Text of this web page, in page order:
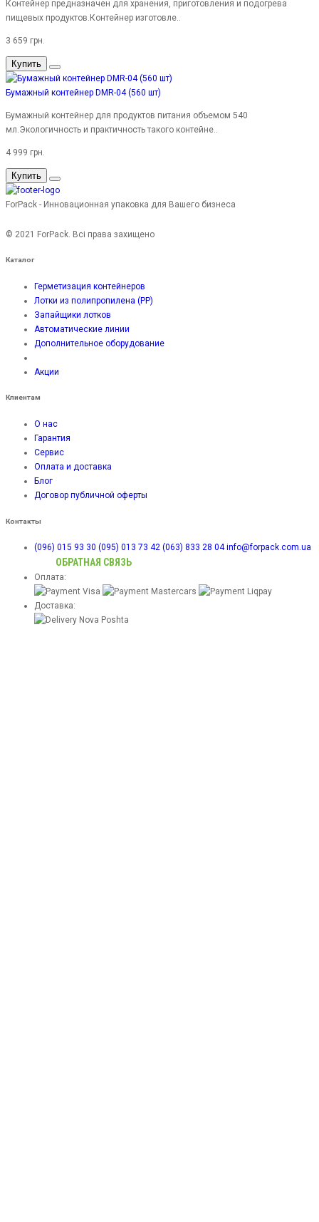
Контейнер предназначен для хранения, приготовления и подогрева
пищевых продуктов.Контейнер изготовле..
3 659 грн.
Купить
Бумажный контейнер DMR-04 (560 шт)
Бумажный контейнер для продуктов питания объемом 540
мл.Экологичность и практичность такого контейне..
4 999 грн.
Купить
ForPack - Инновационная упаковка для Вашего бизнеса
© 2021 ForPack. Всі права захищено
Каталог
Герметизация контейнеров
Лотки из полипропилена (PP)
Запайщики лотков
Автоматические линии
Дополнительное оборудование
Акции
Клиентам
О нас
Гарантия
Сервис
Оплата и доставка
Блог
Договор публичной оферты
Контакты
(096) 015 93 30 (095) 013 73 42 (063) 833 28 04 info@forpack.com.ua
ОБРАТНАЯ СВЯЗЬ
Оплата:
Доставка: